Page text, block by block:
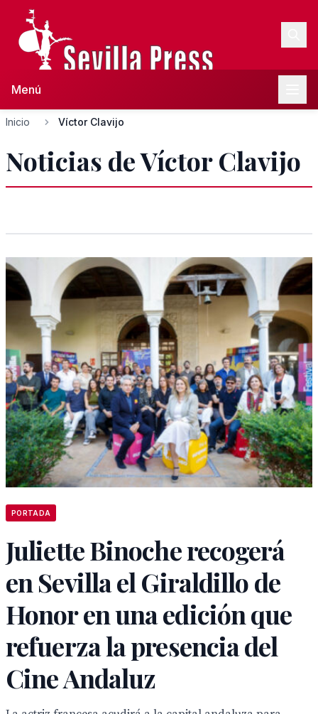
Menú
Inicio Víctor Clavijo
Noticias de Víctor Clavijo
PORTADA
Juliette Binoche recogerá
en Sevilla el Giraldillo de
Honor en una edición que
refuerza la presencia del
Cine Andaluz